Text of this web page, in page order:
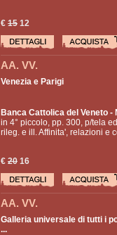
€ 15 12
AA. VV.
Venezia e Parigi
Banca Cattolica del Veneto -
in 4° piccolo, pp. 300, p/tela
rileg. e ill. Affinita', relazioni e
€ 20 16
AA. VV.
Galleria universale di tutti i
...